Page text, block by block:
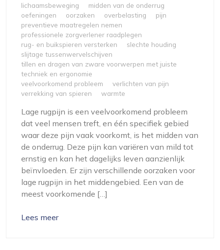
lichaamsbeweging
midden van de onderrug
oefeningen
oorzaken overbelasting
pijn
preventieve maatregelen nemen
professionele zorgverlener raadplegen
rug- en buikspieren versterken
slechte houding
slijtage tussenwervelschijven
tillen en dragen van zware voorwerpen met juiste
techniek en ergonomie
veelvoorkomend probleem
verlichten van pijn
verrekking van spieren
warmte
Lage rugpijn is een veelvoorkomend probleem
dat veel mensen treft, en één specifiek gebied
waar deze pijn vaak voorkomt, is het midden van
de onderrug. Deze pijn kan variëren van mild tot
ernstig en kan het dagelijks leven aanzienlijk
beïnvloeden. Er zijn verschillende oorzaken voor
lage rugpijn in het middengebied. Een van de
meest voorkomende […]
Lees meer